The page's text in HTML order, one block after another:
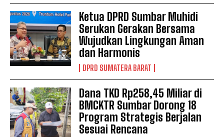
Ketua DPRD Sumbar Muhidi
Serukan Gerakan Bersama
Wujudkan Lingkungan Aman
dan Harmonis
DPRD SUMATERA BARAT
Dana TKD Rp258,45 Miliar di
BMCKTR Sumbar Dorong 18
Program Strategis Berjalan
Sesuai Rencana